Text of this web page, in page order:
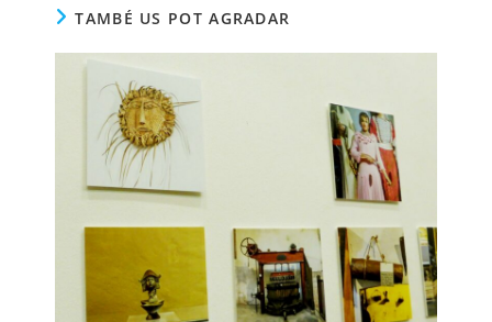
TAMBÉ US POT AGRADAR